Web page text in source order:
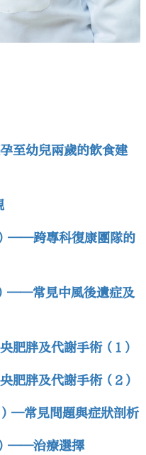
至幼兒兩歲的飲食建
——跨專科復康團隊的
——常見中風後遺症及
肥胖及代謝手術（1）
肥胖及代謝手術（2）
—常見問題與症狀剖析
——治療選擇